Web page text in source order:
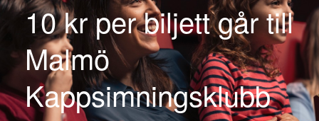
10 kr per biljett går till
Malmö
Kappsimningsklubb